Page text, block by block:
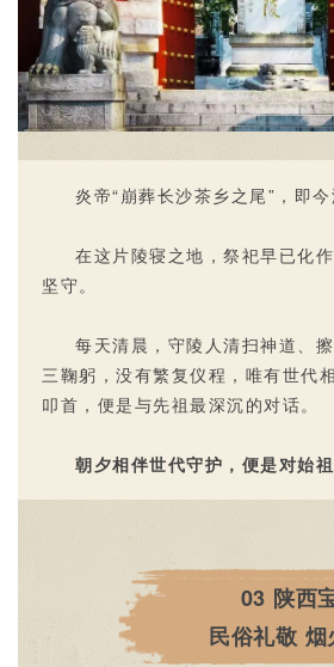
炎帝“崩葬长沙茶乡之尾”，即今
在这片陵寝之地，祭祀早已化
坚守。
每天清晨，守陵人清扫神道、擦
三鞠躬，没有繁复仪程，唯有世代
叩首，便是与先祖最深沉的对话。
朝夕相伴世代守护，便是对始祖
03 陕西
民俗礼敬 烟